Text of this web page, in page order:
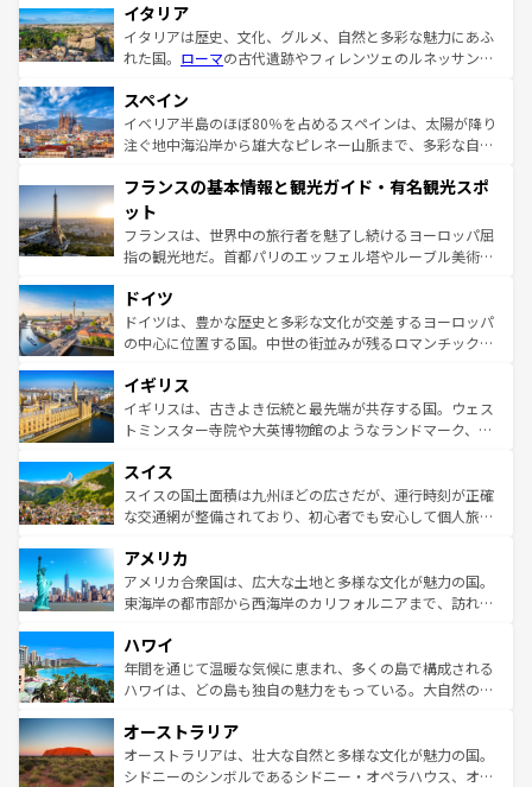
イタリア
イタリアは歴史、文化、グルメ、自然と多彩な魅力にあふ
れた国。 ローマの古代遺跡やフィレンツェのルネッサンス
ろん、トスカーナの美しい田園風景やアマルフィ海岸の絶
景など、自然景観も見逃せない。観光の合間には、本場の
ピザやパスタなど、絶品のイタリア料理を堪能することも
ませてくれるイタリアで、忘れられない旅をしてみよう！
なお、新着のイタリア情報は
しい。
スペイン
イベリア半島のほぼ80％を占めるスペインは、太陽が降り
注ぐ地中海沿岸から雄大なピレネー山脈まで、多彩な自然
文化が根付くこの国では、情熱的なフラメンコ、熱気あふ
れる闘牛、そして美味しいタパスが生活の一部となってい
る。首都マドリードの洗練された雰囲気や、バルセロナの
アートに溢れた街角から、地方では古代ローマ遺跡や中世
せる。地方によって風土や気候が異なるスペインはその個
性で訪れる人を魅了する。 なお、新着のスペイン情報は コ
ンテンツ一覧を参照してほしい。
フランスの基本情報と観光ガイド・有名観光スポ
ット
フランスは、世界中の旅行者を魅了し続けるヨーロッパ屈
指の観光地だ。首都パリのエッフェル塔やルーブル美術館
で、幅広い魅力が詰まっている。華麗な宮殿、歴史的な大
聖堂、美しいビーチ、そして豊かな自然が、訪れる者を心
から魅了する。また、フランスは美食の国としても知ら
いる。シャンパンの発祥地であるランス、プロヴァンスの
香り高いラベンダー畑など、多彩な楽しみ方が可能だ。さ
らに、パリ以外の地域にも魅力が溢れており、どの街角に
れる地方に足を運ぶとそれぞれで全く異なる文化を体験で
きるだろう。 なお、新着のフランス情報はコンテンツ一覧
を参照してほしい。
ドイツ
ドイツは、豊かな歴史と多彩な文化が交差するヨーロッパ
の中心に位置する国。中世の街並みが残るロマンチック街
顔を持つこの国は、どこを歩いても飽きることがない。ベ
ルリンの文化的活気、バイエルン州のアルプスの絶景、そ
してライン川沿いのワイン畑といった風景は必見。ビール
は、お酒好きな人にはぜひ体験してほしい。 なお、新着の
ドイツ情報はコンテンツ一覧を参照してほしい。
イギリス
イギリスは、古きよき伝統と最先端が共存する国。ウェス
トミンスター寺院や大英博物館のようなランドマーク、歴
リアごとに異なる魅力がある。また、優雅なアフタヌーン
ティー、ビール好きにはたまらない英国パブ、サッカー観
戦など、本場だからこそできる体験も豊富。イギリスを旅
ンツ一覧を参照してほしい。
スイス
スイスの国土面積は九州ほどの広さだが、運行時刻が正確
な交通網が整備されており、初心者でも安心して個人旅行
の建物がそのまま残る町や、スイスならではのユニークな
博物館もあり、アルプス観光だけでなく町歩きも満喫する
ことができる。国民の所得が高いため物価も高いが、旅行
ば市内交通費無料で観光を楽しむこともできる。 なお、新
着のスイス情報はコンテンツ一覧 を参照してほしい。
アメリカ
アメリカ合衆国は、広大な土地と多様な文化が魅力の国。
東海岸の都市部から西海岸のカリフォルニアまで、訪れる
のような巨大都市は、観光、ショッピング、エンターテイ
ンメントが詰まった刺激的なスポットだ。一方、アメリカ
西部には大自然が広がり、グランドキャニオンやイエロー
部のニューオーリンズでは、音楽と美食が融合した独特の
文化が魅力。旅行者はアメリカの各地域で異なる魅力を楽
しみながら、その多様性と豊かな歴史を感じることができ
ハワイ
年間を通じて温暖な気候に恵まれ、多くの島で構成される
ハワイは、どの島も独自の魅力をもっている。大自然の神
ワイ島は見逃せない。また、定番の観光地といえばオアフ
島だが、静かな自然を求めるならマウイ島やカウアイ島が
おすすめ。エメラルドグリーンに輝く海をはじめ、豊かな
オーストラリア
オーストラリアは、壮大な自然と多様な文化が魅力の国。
シドニーのシンボルであるシドニー・オペラハウス、オー